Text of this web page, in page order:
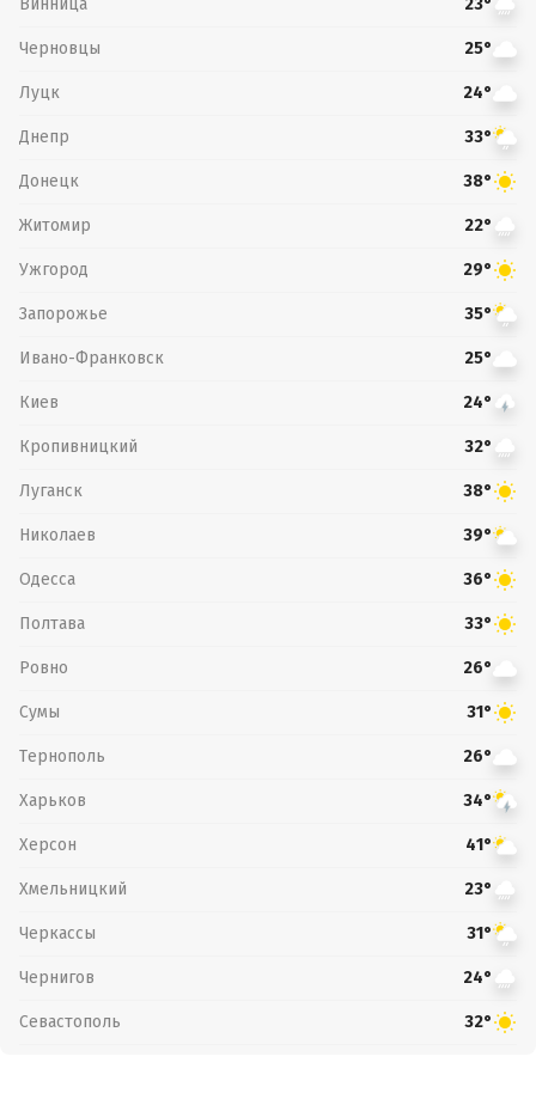
23°
Черновцы 25°
Луцк 24°
Днепр 33°
Донецк 38°
Житомир 22°
Ужгород 29°
Запорожье 35°
Ивано-Франковск 25°
Киев 24°
Кропивницкий 32°
Луганск 38°
Николаев 39°
Одесса 36°
Полтава 33°
Ровно 26°
Сумы 31°
Тернополь 26°
Харьков 34°
Херсон 41°
Хмельницкий 23°
Черкассы 31°
Чернигов 24°
Севастополь 32°